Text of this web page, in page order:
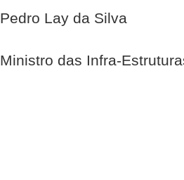
Pedro Lay da Silva
Ministro das Infra-